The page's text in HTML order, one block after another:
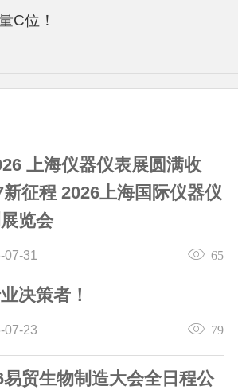
C位！
上海仪器仪表展圆满收
征程 2026上海国际仪器仪
览会
07-31 65
决策者！
07-23 79
易贸生物制造大会全日程公